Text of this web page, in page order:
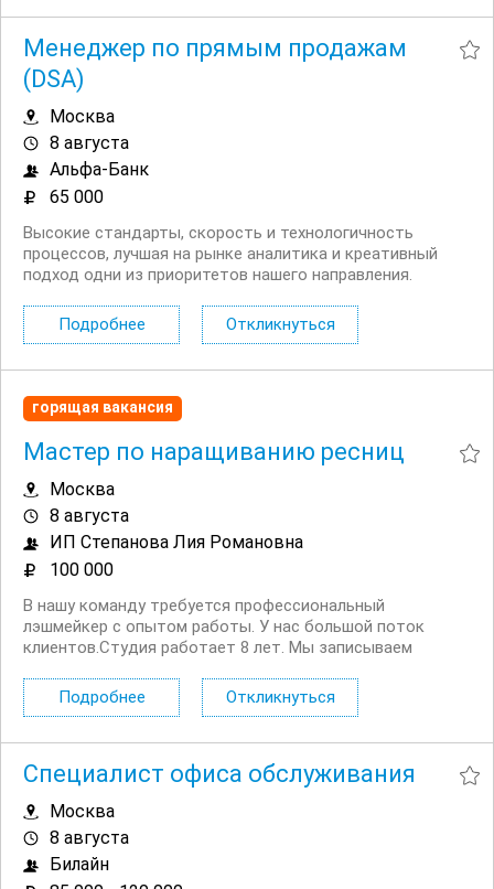
Менеджер по прямым продажам
(DSA)
Москва
8 августа
Альфа-Банк
65 000
Высокие стандарты, скорость и технологичность
процессов, лучшая на рынке аналитика и креативный
подход одни из приоритетов нашего направления.
ищем талантливых ребят, которые не боятся
ответственности, умеют решать задачи сообща и
Подробнее Откликнуться
горящая вакансия
Мастер по наращиванию ресниц
Москва
8 августа
ИП Степанова Лия Романовна
100 000
В нашу команду требуется профессиональный
лэшмейкер с опытом работы. У нас большой поток
клиентов.Студия работает 8 лет. Мы записываем
теряем время мастера и студии. У нас максимально
комфортные условия и хороший заработок. Условия: ...
Подробнее Откликнуться
Специалист офиса обслуживания
Москва
8 августа
Билайн